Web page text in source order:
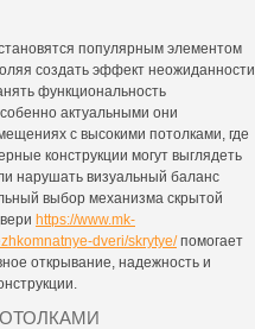
популярным элементом
создать эффект неожиданности
функциональность
актуальными они
с высокими потолками, где
конструкции могут выглядеть
нарушать визуальный баланс
выбор механизма скрытой
https://www.mk-
dveri/skrytye/помогает
открывание, надежность и